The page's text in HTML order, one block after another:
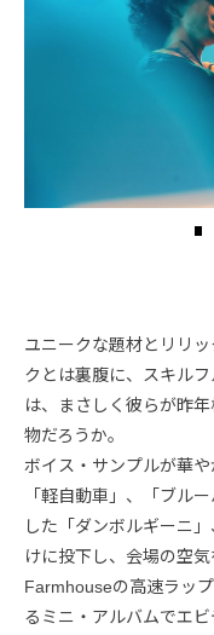
ユニークな題材とリリ
クとは裏腹に、スキル
は、まさしく彼らが昨
物だろうか。
ボイス・サンプルが華
「軽自動車」、「ブル
した「ダンボルギーニ
けに投下し、会場の空
Farmhouseの高速ラッ
るミニ・アルバムでエ